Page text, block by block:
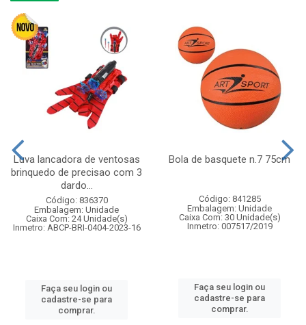
Luva lancadora de ventosas
brinquedo de precisao com 3
dardo...
Código: 836370
Embalagem: Unidade
Caixa Com: 24 Unidade(s)
Inmetro: ABCP-BRI-0404-2023-16
Faça seu login ou
cadastre-se para
comprar.
Bola de basquete n.7 75cm
Código: 841285
Embalagem: Unidade
Caixa Com: 30 Unidade(s)
Inmetro: 007517/2019
Faça seu login ou
cadastre-se para
comprar.